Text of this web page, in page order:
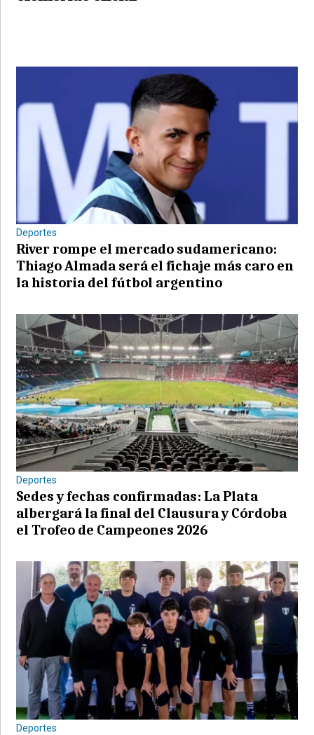
Deportes
River rompe el mercado sudamericano:
Thiago Almada será el fichaje más caro en
la historia del fútbol argentino
Deportes
Sedes y fechas confirmadas: La Plata
albergará la final del Clausura y Córdoba
el Trofeo de Campeones 2026
Deportes